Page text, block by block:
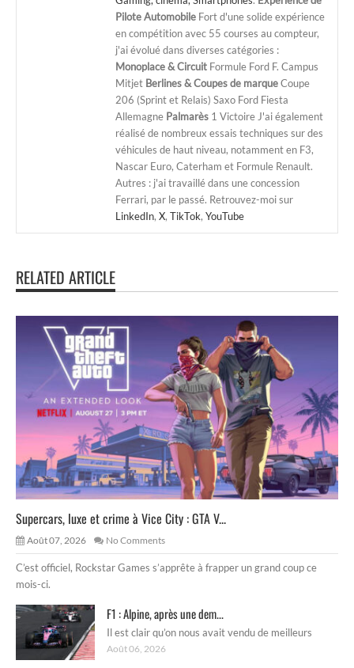
Pilote Automobile Fort d'une solide expérience
en compétition avec 55 courses au compteur,
j'ai évolué dans diverses catégories :
Monoplace & Circuit Formule Ford F. Campus
Mitjet Berlines & Coupes de marqueCoupe
206 (Sprint et Relais) Saxo Ford Fiesta
Allemagne Palmarès 1 Victoire J'ai également
réalisé de nombreux essais techniques sur des
véhicules de haut niveau, notamment en F3,
Nascar Euro, Caterham et Formule Renault.
Autres : j'ai travaillé dans une concession
Ferrari, par le passé. Retrouvez-moi sur
LinkedIn, X, TikTok, YouTube
RELATED ARTICLE
Supercars, luxe et crime à Vice City : GTA V...
Août 07, 2026 No Comments
C’est officiel, Rockstar Games s’apprête à frapper un grand coup ce
mois-ci.
F1 : Alpine, après une dem...
Il est clair qu’on nous avait vendu de meilleurs
Août 06, 2026